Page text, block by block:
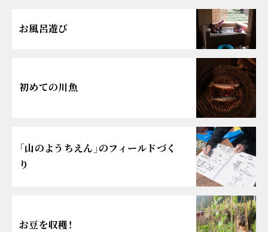
お風呂遊び
初めての川魚
「山のようちえん」のフィールドづく
り
お豆を収穫！